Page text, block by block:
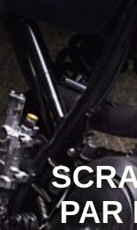
PAR